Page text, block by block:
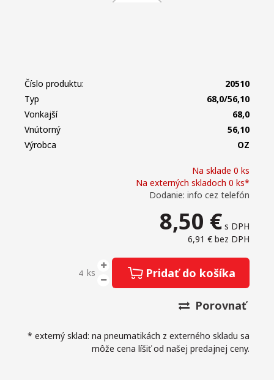
Na sklade 0 ks
Na externých skladoch 0 ks*
Dodanie: info cez telefón
8,50 € s DPH
6,91 € bez DPH
ks Pridať do košíka
Porovnať
* externý sklad: na pneumatikách z externého skladu sa
môže cena líšiť od našej predajnej ceny.
Číslo produktu:
20510
Typ
68,0/56,10
Vonkajší
68,0
Vnútorný
56,10
Výrobca
OZ